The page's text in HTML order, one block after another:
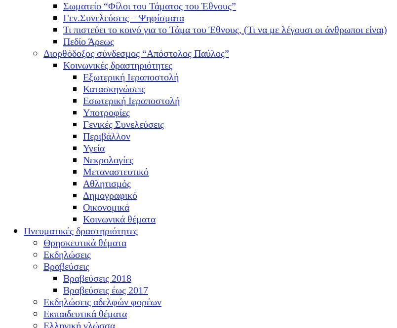
Σωματείο “Φίλοι του Τάματος του Έθνους”
Γεν.Συνελεύσεις – Ψηφίσματα
Τι πιστεύει το κοινό για το Τάμα του Έθνους, (Τι να με λέγουσι οι άνθρωποι είναι)
Πεδίο Άρεως
Διορθόδοξος σύνδεσμος “Απόστολος Παύλος”
Κοινωνικές δραστηριότητες
Εξωτερική Ιεραποστολή
Κατασκηνώσεις
Εσωτερική Ιεραποστολή
Υποτροφίες
Γενικές Συνελεύσεις
Περιβάλλον
Υγεία
Νεκρολογίες
Μεταναστευτικό
Αθλητισμός
Δημογραφικό
Οικονομικά
Κοινωνικά θέματα
Πνευματικές δραστηριότητες
Θρησκευτικά θέματα
Εκδηλώσεις
Βραβεύσεις
Βραβεύσεις 2018
Βραβεύσεις έως 2017
Εκδηλώσεις αδελφών φορέων
Εκπαιδευτικά θέματα
Ελληνική γλώσσα